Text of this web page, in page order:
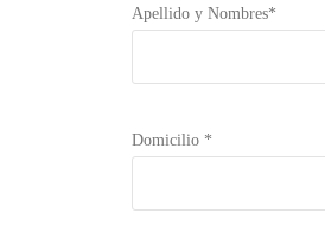
Apellido y Nombres*
Domicilio *